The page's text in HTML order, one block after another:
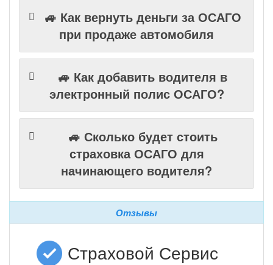
🚙 Как вернуть деньги за ОСАГО
при продаже автомобиля
🚙 Как добавить водителя в
электронный полис ОСАГО?
🚙 Сколько будет стоить
страховка ОСАГО для
начинающего водителя?
Отзывы
Страховой Сервис